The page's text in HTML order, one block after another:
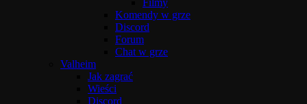
Filmy
Komendy w grze
Discord
Forum
Chat w grze
Valheim
Jak zagrać
Wieści
Discord